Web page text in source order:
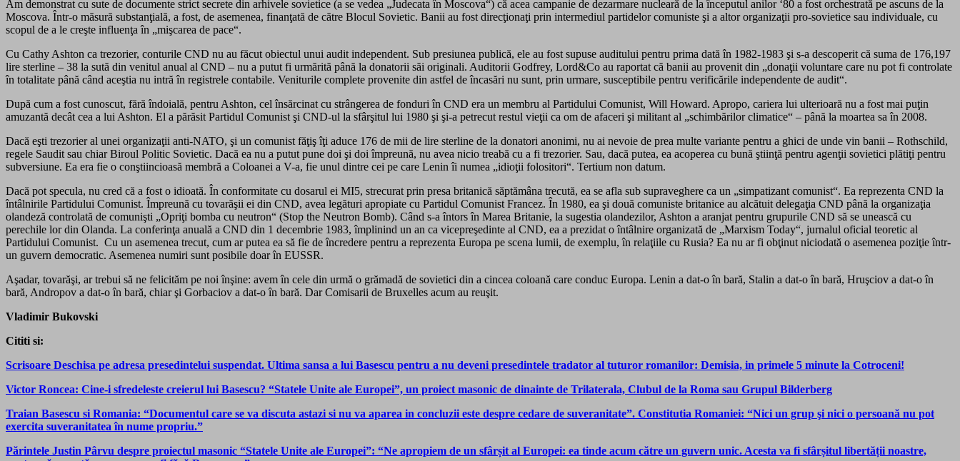
Am demonstrat cu sute de documente strict secrete din arhivele sovietice (a se vedea „Judecata în Moscova“) că acea campanie de dezarmare nucleară de la începutul anilor ‘80 a fost orchestrată pe ascuns de la
Moscova. Într-o măsură substanţială, a fost, de asemenea, finanţată de către Blocul Sovietic. Banii au fost direcţionaţi prin intermediul partidelor comuniste şi a altor organizaţii pro-sovietice sau individuale, cu
scopul de a le creşte influenţa în „mişcarea de pace“.
Cu Cathy Ashton ca trezorier, conturile CND nu au făcut obiectul unui audit independent. Sub presiunea publică, ele au fost supuse auditului pentru prima dată în 1982-1983 şi s-a descoperit că suma de 176,197
lire sterline – 38 la sută din venitul anual al CND – nu a putut fi urmărită până la donatorii săi originali. Auditorii Godfrey, Lord&Co au raportat că banii au provenit din „donaţii voluntare care nu pot fi controlate
în totalitate până când aceştia nu intră în registrele contabile. Veniturile complete provenite din astfel de încasări nu sunt, prin urmare, susceptibile pentru verificările independente de audit“.
După cum a fost cunoscut, fără îndoială, pentru Ashton, cel însărcinat cu strângerea de fonduri în CND era un membru al Partidului Comunist, Will Howard. Apropo, cariera lui ulterioară nu a fost mai puţin
amuzantă decât cea a lui Ashton. El a părăsit Partidul Comunist şi CND-ul la sfârşitul lui 1980 şi şi-a petrecut restul vieţii ca om de afaceri şi militant al „schimbărilor climatice“ – până la moartea sa în 2008.
Dacă eşti trezorier al unei organizaţii anti-NATO, şi un comunist făţiş îţi aduce 176 de mii de lire sterline de la donatori anonimi, nu ai nevoie de prea multe variante pentru a ghici de unde vin banii – Rothschild,
regele Saudit sau chiar Biroul Politic Sovietic. Dacă ea nu a putut pune doi şi doi împreună, nu avea nicio treabă cu a fi trezorier. Sau, dacă putea, ea acoperea cu bună ştiinţă pentru agenţii sovietici plătiţi pentru
subversiune. Ea era fie o conştiincioasă membră a Coloanei a V-a, fie unul dintre cei pe care Lenin îi numea „idioţii folositori“. Tertium non datum.
Dacă pot specula, nu cred că a fost o idioată. În conformitate cu dosarul ei MI5, strecurat prin presa britanică săptămâna trecută, ea se afla sub supraveghere ca un „simpatizant comunist“. Ea reprezenta CND la
întâlnirile Partidului Comunist. Împreună cu tovarăşii ei din CND, avea legături apropiate cu Partidul Comunist Francez. În 1980, ea şi două comuniste britanice au alcătuit delegaţia CND până la organizaţia
olandeză controlată de comunişti „Opriţi bomba cu neutron“ (Stop the Neutron Bomb). Când s-a întors în Marea Britanie, la sugestia olandezilor, Ashton a aranjat pentru grupurile CND să se unească cu
perechile lor din Olanda. La conferinţa anuală a CND din 1 decembrie 1983, împlinind un an ca vicepreşedinte al CND, ea a prezidat o întâlnire organizată de „Marxism Today“, jurnalul oficial teoretic al
Partidului Comunist. Cu un asemenea trecut, cum ar putea ea să fie de încredere pentru a reprezenta Europa pe scena lumii, de exemplu, în relaţiile cu Rusia? Ea nu ar fi obţinut niciodată o asemenea poziţie într-
un guvern democratic. Asemenea numiri sunt posibile doar în EUSSR.
Aşadar, tovarăşi, ar trebui să ne felicităm pe noi înşine: avem în cele din urmă o grămadă de sovietici din a cincea coloană care conduc Europa. Lenin a dat-o în bară, Stalin a dat-o în bară, Hruşciov a dat-o în
bară, Andropov a dat-o în bară, chiar şi Gorbaciov a dat-o în bară. Dar Comisarii de Bruxelles acum au reuşit.
Vladimir Bukovski
Cititi si:
Scrisoare Deschisa pe adresa presedintelui suspendat. Ultima sansa a lui Basescu pentru a nu deveni presedintele tradator al tuturor romanilor: Demisia, in primele 5 minute la Cotroceni!
Victor Roncea: Cine-i sfredeleste creierul lui Basescu? “Statele Unite ale Europei”, un proiect masonic de dinainte de Trilaterala, Clubul de la Roma sau Grupul Bilderberg
Traian Basescu si Romania: “Documentul care se va discuta astazi si nu va aparea in concluzii este despre cedare de suveranitate”. Constitutia Romaniei: “Nici un grup şi nici o persoană nu pot
exercita suveranitatea în nume propriu.”
Părintele Justin Pârvu despre proiectul masonic “Statele Unite ale Europei”: “Ne apropi­em de un sfârșit al Europei: ea tinde acum către un guvern unic. Acesta va fi sfârșitul libertății noastre,